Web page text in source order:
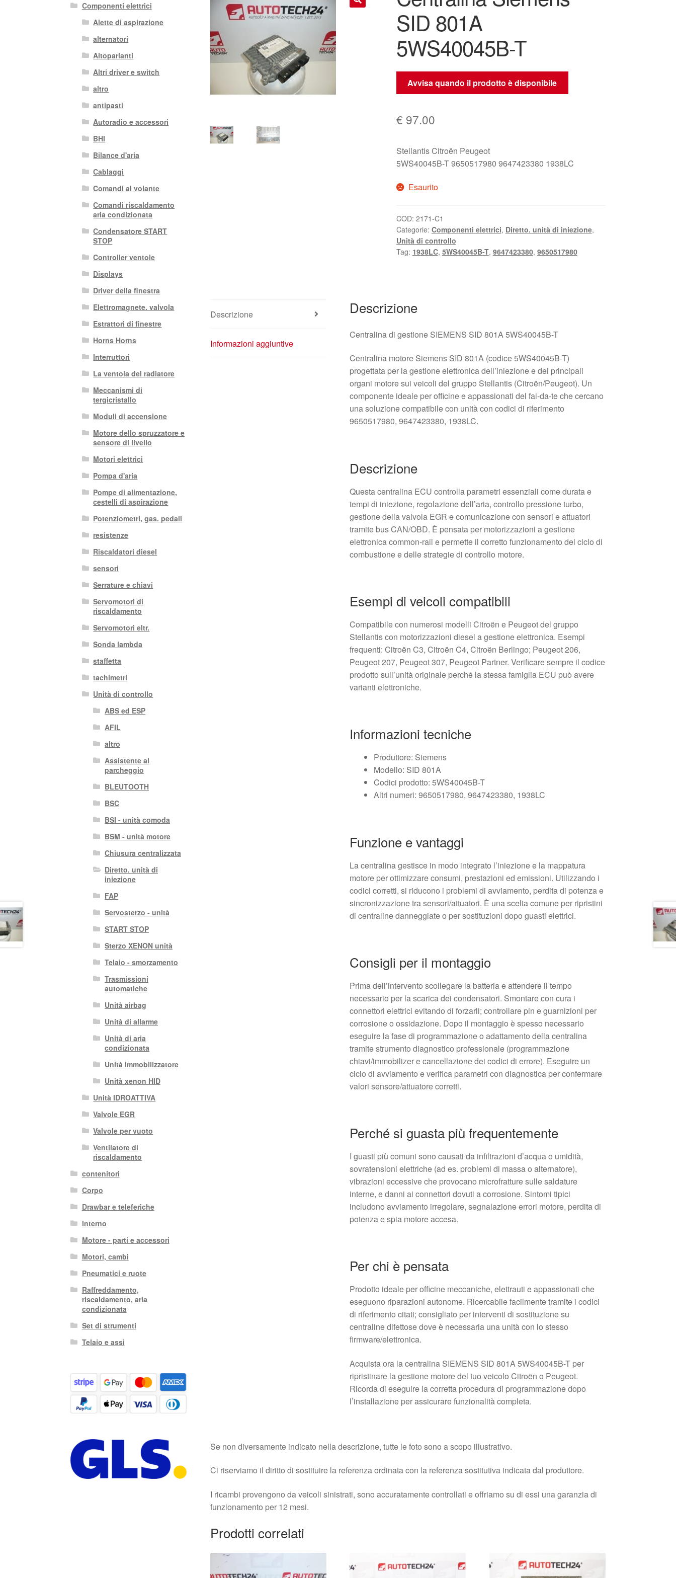
SID 801A
5WS40045B-T
Avvisa quando il prodotto è disponibile
€ 97.00
Stellantis Citroën Peugeot
5WS40045B-T 9650517980 9647423380 1938LC
Esaurito
COD: 2171-C1
Categorie: Componenti elettrici, Diretto. unità di iniezione,
Unità di controllo
Tag: 1938LC, 5WS40045B-T, 9647423380, 9650517980
Descrizione
Informazioni aggiuntive
Descrizione
Centralina di gestione SIEMENS SID 801A 5WS40045B-T
Centralina motore Siemens SID 801A (codice 5WS40045B-T)
progettata per la gestione elettronica dell’iniezione e dei principali
organi motore sui veicoli del gruppo Stellantis (Citroën/Peugeot). Un
componente ideale per officine e appassionati del fai‑da‑te che cercano
una soluzione compatibile con unità con codici di riferimento
9650517980, 9647423380, 1938LC.
Descrizione
Questa centralina ECU controlla parametri essenziali come durata e
tempi di iniezione, regolazione dell’aria, controllo pressione turbo,
gestione della valvola EGR e comunicazione con sensori e attuatori
tramite bus CAN/OBD. È pensata per motorizzazioni a gestione
elettronica common‑rail e permette il corretto funzionamento del ciclo di
combustione e delle strategie di controllo motore.
Esempi di veicoli compatibili
Compatibile con numerosi modelli Citroën e Peugeot del gruppo
Stellantis con motorizzazioni diesel a gestione elettronica. Esempi
frequenti: Citroën C3, Citroën C4, Citroën Berlingo; Peugeot 206,
Peugeot 207, Peugeot 307, Peugeot Partner. Verificare sempre il codice
prodotto sull’unità originale perché la stessa famiglia ECU può avere
varianti elettroniche.
Informazioni tecniche
Produttore: Siemens
Modello: SID 801A
Codici prodotto: 5WS40045B-T
Altri numeri: 9650517980, 9647423380, 1938LC
Funzione e vantaggi
La centralina gestisce in modo integrato l’iniezione e la mappatura
motore per ottimizzare consumi, prestazioni ed emissioni. Utilizzando i
codici corretti, si riducono i problemi di avviamento, perdita di potenza e
sincronizzazione tra sensori/attuatori. È una scelta comune per ripristini
di centraline danneggiate o per sostituzioni dopo guasti elettrici.
Consigli per il montaggio
Prima dell’intervento scollegare la batteria e attendere il tempo
necessario per la scarica dei condensatori. Smontare con cura i
connettori elettrici evitando di forzarli; controllare pin e guarnizioni per
corrosione o ossidazione. Dopo il montaggio è spesso necessario
eseguire la fase di programmazione o adattamento della centralina
tramite strumento diagnostico professionale (programmazione
chiavi/immobilizer e cancellazione dei codici di errore). Eseguire un
ciclo di avviamento e verifica parametri con diagnostica per confermare
valori sensore/attuatore corretti.
Perché si guasta più frequentemente
I guasti più comuni sono causati da infiltrazioni d’acqua o umidità,
sovratensioni elettriche (ad es. problemi di massa o alternatore),
vibrazioni eccessive che provocano microfratture sulle saldature
interne, e danni ai connettori dovuti a corrosione. Sintomi tipici
includono avviamento irregolare, segnalazione errori motore, perdita di
potenza e spia motore accesa.
Per chi è pensata
Prodotto ideale per officine meccaniche, elettrauti e appassionati che
eseguono riparazioni autonome. Ricercabile facilmente tramite i codici
di riferimento citati; consigliato per interventi di sostituzione su
centraline difettose dove è necessaria una unità con lo stesso
firmware/elettronica.
Acquista ora la centralina SIEMENS SID 801A 5WS40045B-T per
ripristinare la gestione motore del tuo veicolo Citroën o Peugeot.
Ricorda di eseguire la corretta procedura di programmazione dopo
l’installazione per assicurare funzionalità completa.
Se non diversamente indicato nella descrizione, tutte le foto sono a scopo illustrativo.
Ci riserviamo il diritto di sostituire la referenza ordinata con la referenza sostitutiva indicata dal produttore.
I ricambi provengono da veicoli sinistrati, sono accuratamente controllati e offriamo su di essi una garanzia di
funzionamento per 12 mesi.
Prodotti correlati
Componenti elettrici
Alette di aspirazione
alternatori
Altoparlanti
Altri driver e switch
altro
antipasti
Autoradio e accessori
BHI
Bilance d'aria
Cablaggi
Comandi al volante
Comandi riscaldamento
aria condizionata
Condensatore START
STOP
Controller ventole
Displays
Driver della finestra
Elettromagnete. valvola
Estrattori di finestre
Horns Horns
Interruttori
La ventola del radiatore
Meccanismi di
tergicristallo
Moduli di accensione
Motore dello spruzzatore e
sensore di livello
Motori elettrici
Pompa d'aria
Pompe di alimentazione,
cestelli di aspirazione
Potenziometri, gas. pedali
resistenze
Riscaldatori diesel
sensori
Serrature e chiavi
Servomotori di
riscaldamento
Servomotori eltr.
Sonda lambda
staffetta
tachimetri
Unità di controllo
ABS ed ESP
AFIL
altro
Assistente al
parcheggio
BLEUTOOTH
BSC
BSI - unità comoda
BSM - unità motore
Chiusura centralizzata
Diretto. unità di
iniezione
FAP
Servosterzo - unità
START STOP
Sterzo XENON unità
Telaio - smorzamento
Trasmissioni
automatiche
Unità airbag
Unità di allarme
Unità di aria
condizionata
Unità immobilizzatore
Unità xenon HID
Unità IDROATTIVA
Valvole EGR
Valvole per vuoto
Ventilatore di
riscaldamento
contenitori
Corpo
Drawbar e teleferiche
interno
Motore - parti e accessori
Motori, cambi
Pneumatici e ruote
Raffreddamento,
riscaldamento, aria
condizionata
Set di strumenti
Telaio e assi